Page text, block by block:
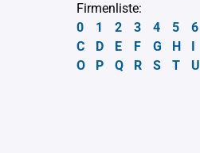
Firmenliste:
0
1 2 3 4 5 6
C
D E F G H I
O
P Q R S T U